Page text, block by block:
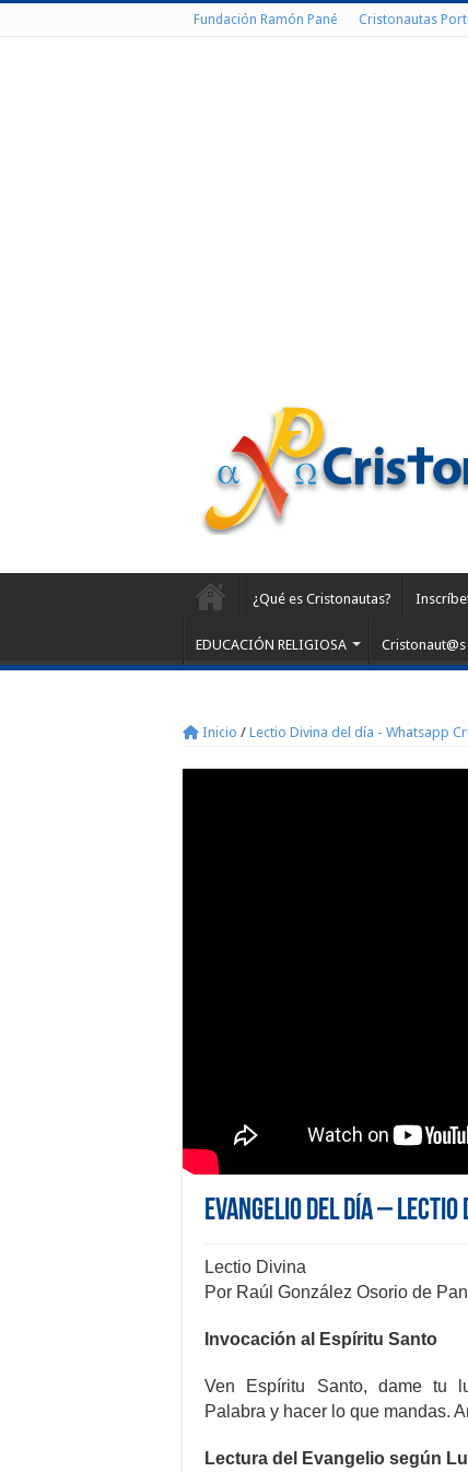
Fundación Ramón Pané Cristonautas
¿Qué es Cristonautas?
EDUCACIÓN RELIGIOSA
Inicio / Lectio Divina del día - Whatsapp
Evangelio del día – Lectio
Lectio Divina
Por Raúl González Osorio de
Invocación al Espíritu Santo
Ven Espíritu Santo, dame tu
Palabra y hacer lo que mandas.
Lectura del Evangelio según